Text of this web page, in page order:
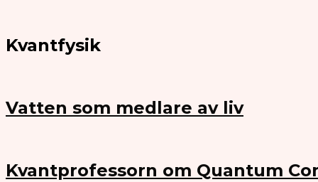
Kvantfysik
Vatten som medlare av liv
Kvantprofessorn om Quantum